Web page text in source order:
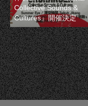
Collective Sounds &
Cultures』開催決定